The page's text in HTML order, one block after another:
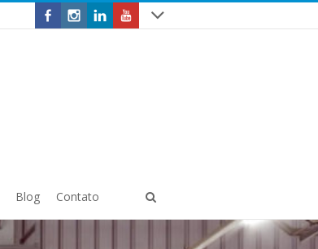
Blog Contato